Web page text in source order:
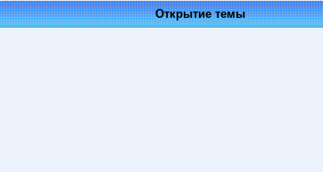
Открытие темы